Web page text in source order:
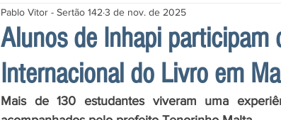
Alunos de Inhapi participam
Internacional do Livro em
Pablo Vitor - Sertão 142 3 de nov. de 2025
Mais de 130 estudantes viveram uma